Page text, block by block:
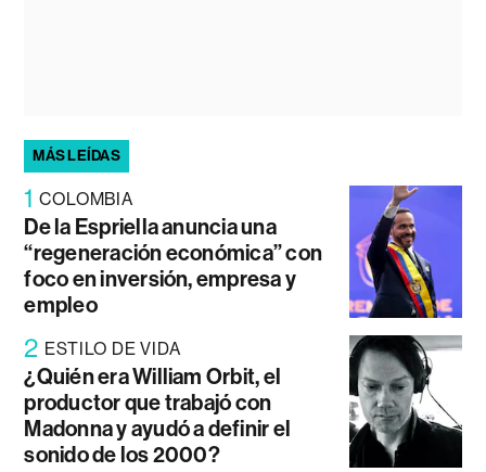
MÁS LEÍDAS
1 COLOMBIA
De la Espriella anuncia una
“regeneración económica” con
foco en inversión, empresa y
empleo
2 ESTILO DE VIDA
¿Quién era William Orbit, el
productor que trabajó con
Madonna y ayudó a definir el
sonido de los 2000?